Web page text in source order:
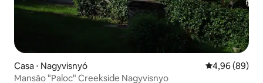
Casa ⋅ Nagyvisnyó 4,96 de uma
4,96 (89)
Mansão "Paloc" Creekside Nagyvisnyo